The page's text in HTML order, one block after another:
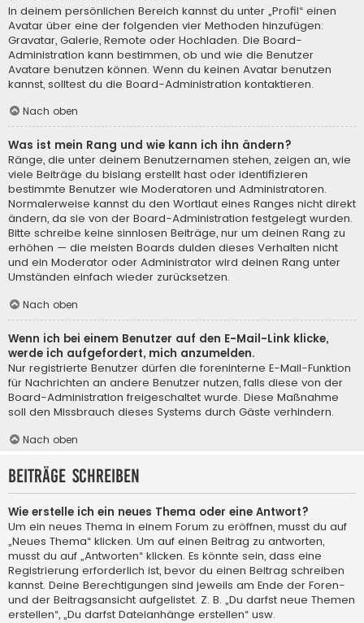
In deinem persönlichen Bereich kannst du unter „Profil“ einen
Avatar über eine der folgenden vier Methoden hinzufügen:
Gravatar, Galerie, Remote oder Hochladen. Die Board-
Administration kann bestimmen, ob und wie die Benutzer
Avatare benutzen können. Wenn du keinen Avatar benutzen
kannst, solltest du die Board-Administration kontaktieren.
Nach oben
Was ist mein Rang und wie kann ich ihn ändern?
Ränge, die unter deinem Benutzernamen stehen, zeigen an, wie
viele Beiträge du bislang erstellt hast oder identifizieren
bestimmte Benutzer wie Moderatoren und Administratoren.
Normalerweise kannst du den Wortlaut eines Ranges nicht direkt
ändern, da sie von der Board-Administration festgelegt wurden.
Bitte schreibe keine sinnlosen Beiträge, nur um deinen Rang zu
erhöhen — die meisten Boards dulden dieses Verhalten nicht
und ein Moderator oder Administrator wird deinen Rang unter
Umständen einfach wieder zurücksetzen.
Nach oben
Wenn ich bei einem Benutzer auf den E-Mail-Link klicke,
werde ich aufgefordert, mich anzumelden.
Nur registrierte Benutzer dürfen die foreninterne E-Mail-Funktion
für Nachrichten an andere Benutzer nutzen, falls diese von der
Board-Administration freigeschaltet wurde. Diese Maßnahme
soll den Missbrauch dieses Systems durch Gäste verhindern.
Nach oben
Beiträge schreiben
Wie erstelle ich ein neues Thema oder eine Antwort?
Um ein neues Thema in einem Forum zu eröffnen, musst du auf
„Neues Thema“ klicken. Um auf einen Beitrag zu antworten,
musst du auf „Antworten“ klicken. Es könnte sein, dass eine
Registrierung erforderlich ist, bevor du einen Beitrag schreiben
kannst. Deine Berechtigungen sind jeweils am Ende der Foren-
und der Beitragsansicht aufgelistet. Z. B. „Du darfst neue Themen
erstellen“, „Du darfst Dateianhänge erstellen“ usw.